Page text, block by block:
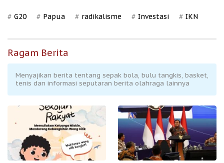
G20 Papua radikalisme Investasi IKN
Ragam Berita
Menyajikan berita tentang sepak bola, bulu tangkis, basket,
tenis dan informasi seputaran berita olahraga lainnya